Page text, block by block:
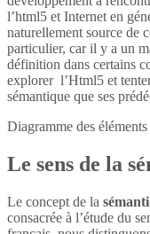
l’html5 et Internet en
naturellement source de
particulier, car il y a un
définition dans certains
explorer l’Html5 et
sémantique que ses
Diagramme des
Le sens de la
Le concept de la
consacrée à l’étude du